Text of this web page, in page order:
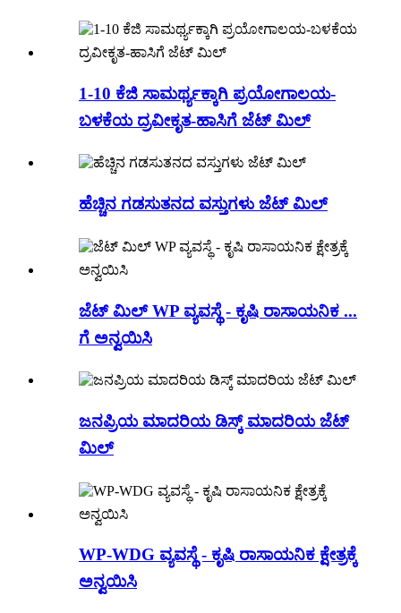
1-10 ಕೆಜಿ ಸಾಮರ್ಥ್ಯಕ್ಕಾಗಿ ಪ್ರಯೋಗಾಲಯ-
ಬಳಕೆಯ ದ್ರವೀಕೃತ-ಹಾಸಿಗೆ ಜೆಟ್ ಮಿಲ್
ಹೆಚ್ಚಿನ ಗಡಸುತನದ ವಸ್ತುಗಳು ಜೆಟ್ ಮಿಲ್
ಜೆಟ್ ಮಿಲ್ WP ವ್ಯವಸ್ಥೆ - ಕೃಷಿ ರಾಸಾಯನಿಕ ...
ಗೆ ಅನ್ವಯಿಸಿ
ಜನಪ್ರಿಯ ಮಾದರಿಯ ಡಿಸ್ಕ್ ಮಾದರಿಯ ಜೆಟ್
ಮಿಲ್
WP-WDG ವ್ಯವಸ್ಥೆ - ಕೃಷಿ ರಾಸಾಯನಿಕ ಕ್ಷೇತ್ರಕ್ಕೆ
ಅನ್ವಯಿಸಿ